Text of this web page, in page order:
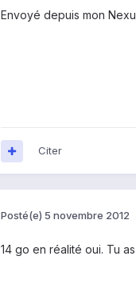
Envoyé depuis mon
Citer
Posté(e) 5 novembre 2012
14 go en réalité oui. Tu